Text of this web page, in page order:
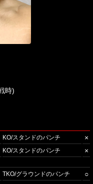
時)
KO/スタンドのパンチ ×
KO/スタンドのパンチ ×
TKO/グラウンドのパンチ ○